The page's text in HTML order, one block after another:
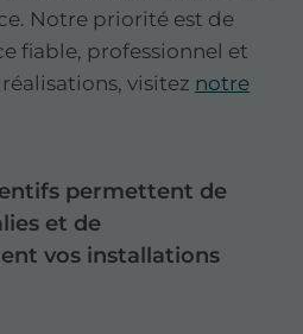
Notre priorité est de
fiable, professionnel et
visitez notre
permettent de
et de
vos installations